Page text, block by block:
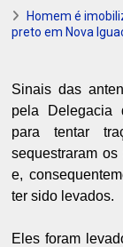
Homem é
preto em Nova
Sinais das
pela Delegacia
para tentar
sequestraram
e,
ter sido levados.
Eles foram